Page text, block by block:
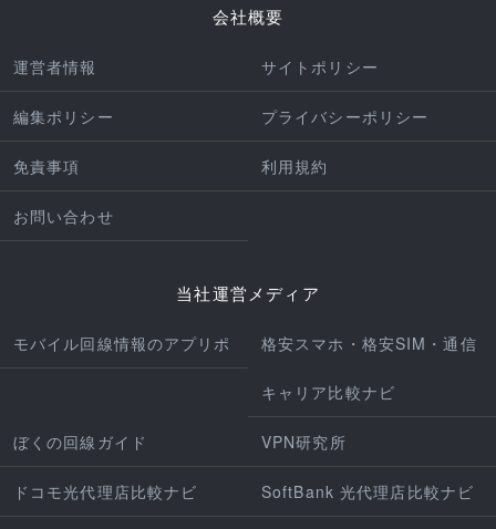
会社概要
運営者情報 サイトポリシー
編集ポリシー プライバシーポリシー
免責事項 利用規約
お問い合わせ
当社運営メディア
モバイル回線情報のアプリポ 格安スマホ・格安SIM・通信
キャリア比較ナビ
ぼくの回線ガイド VPN研究所
ドコモ光代理店比較ナビ SoftBank 光代理店比較ナビ